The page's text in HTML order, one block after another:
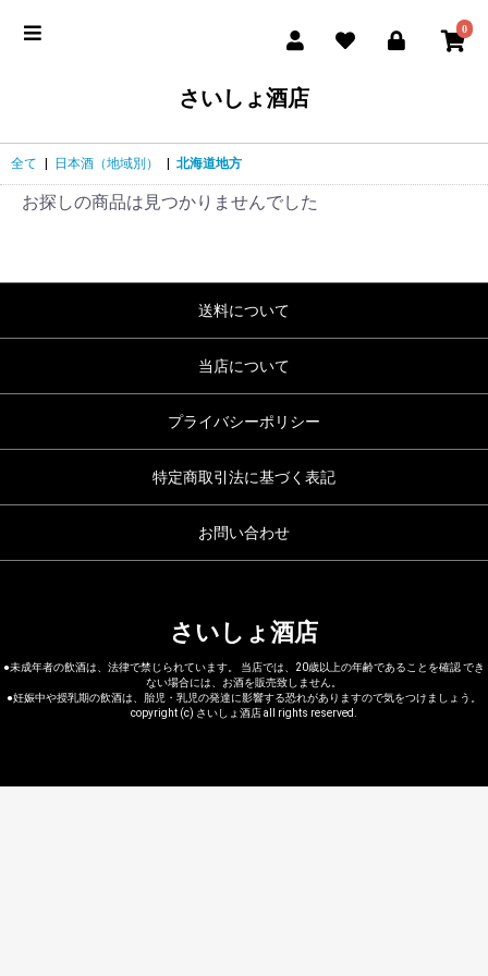
0
さいしょ酒店
全て 日本酒（地域別） 北海道地方
お探しの商品は見つかりませんでした
送料について
当店について
プライバシーポリシー
特定商取引法に基づく表記
お問い合わせ
さいしょ酒店
●未成年者の飲酒は、法律で禁じられています。 当店では、20歳以上の年齢であることを確認 でき
ない場合には、お酒を販売致しません。
●妊娠中や授乳期の飲酒は、胎児・乳児の発達に影響する恐れがありますので気をつけましょう。
copyright (c) さいしょ酒店 all rights reserved.